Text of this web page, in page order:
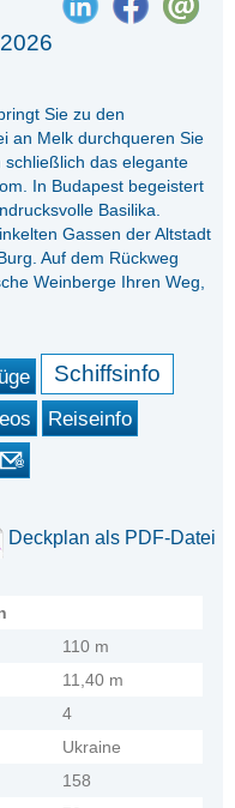
Sie zu den
an Melk durchqueren Sie
das elegante
In Budapest begeistert
Basilika.
Gassen der Altstadt
Auf dem Rückweg
Weinberge Ihren Weg,
Schiffsinfo
Reiseinfo
Deckplan als PDF-Datei
110 m
11,40 m
4
Ukraine
158